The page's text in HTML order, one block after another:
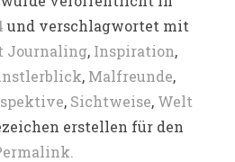
und verschlagwortet mit
Journaling, Inspiration,
, Malfreunde,
, Sichtweise, Welt
erstellen für den